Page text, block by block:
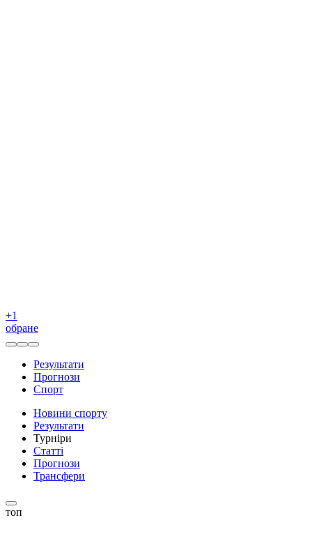
+1
обране
Результати
Прогнози
Спорт
Новини спорту
Результати
Турніри
Статті
Прогнози
Трансфери
топ